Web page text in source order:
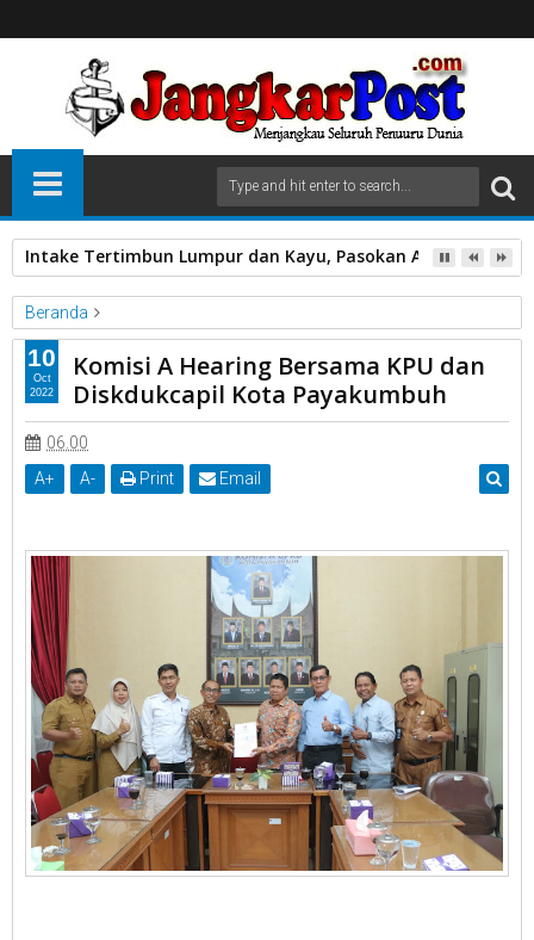
Intake Tertimbun Lumpur dan Kayu, Pasokan Air Bersih di
Beranda
Bersama KPU
Disdukcapil DPRD Hearing
Komisi A
Kota Payakumbuh.
Komisi A Hearing Bersama KPU dan Diskdukcapil Kota
Payakumbuh
Komisi A Hearing Bersama KPU dan
Diskdukcapil Kota Payakumbuh
06.00
A+ A- Print Email
10
Oct
2022